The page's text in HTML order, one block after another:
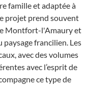
famille et adaptée à
projet prend souvent
Montfort-l'Amaury et
paysage francilien. Les
avec des volumes
avec l’esprit de
ce type de